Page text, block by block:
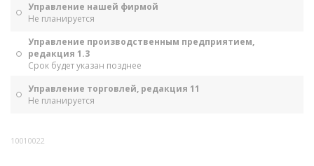
Управление нашей фирмой
Не планируется
Управление производственным предприятием,
редакция 1.3
Срок будет указан позднее
Управление торговлей, редакция 11
Не планируется
10010022